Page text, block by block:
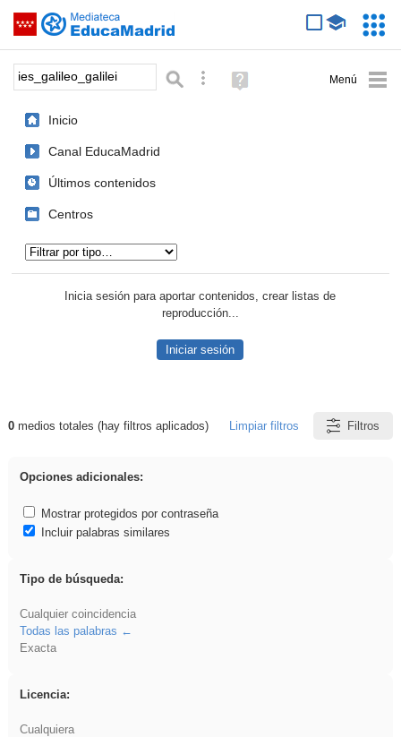
Saltar navegación
Palabra o frase: Búsqueda avanzada
Ayuda
(en
Inicio
Canal EducaMadrid
Últimos contenidos
Centros
Inicia sesión para aportar contenidos, crear listas de
reproducción...
Iniciar sesión
Resultados de: ies_galileo_galilei
0medios totales (hay filtros aplicados) Limpiar filtros Filtros
Opciones adicionales:
Mostrar protegidos por contraseña
Incluir palabras similares
Tipo de búsqueda:
Cualquier coincidencia
Todas las palabras
Exacta
Licencia:
Cualquiera